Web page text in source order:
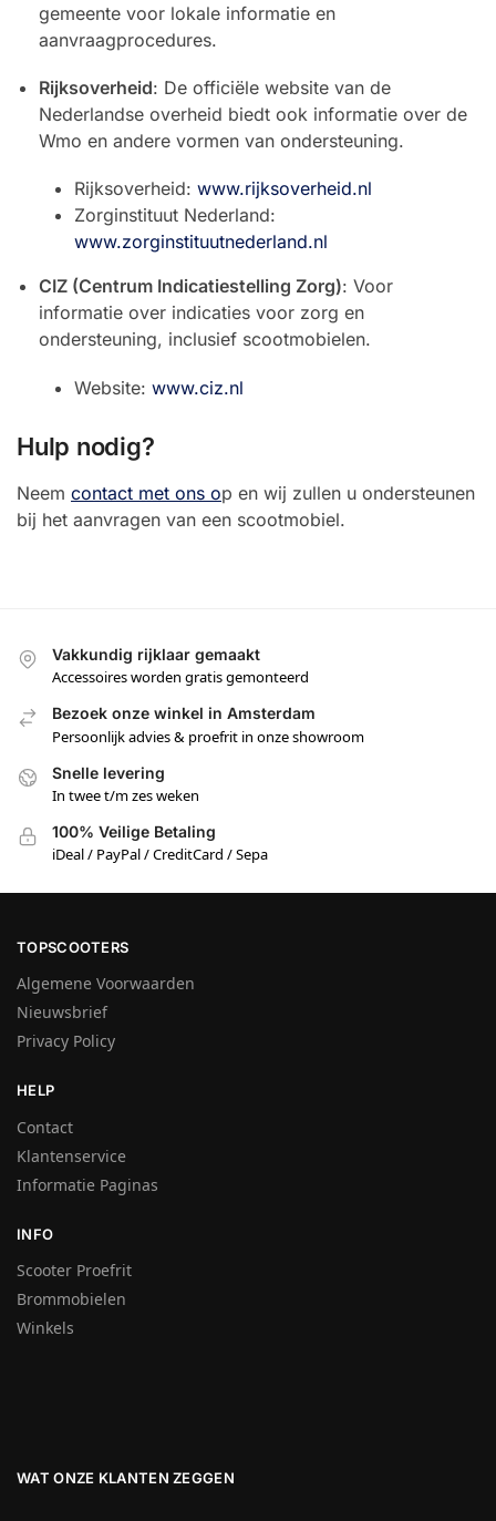
gemeente voor lokale informatie en
aanvraagprocedures.
Rijksoverheid: De officiële website van de
Nederlandse overheid biedt ook informatie over de
Wmo en andere vormen van ondersteuning.
Rijksoverheid: www.rijksoverheid.nl
Zorginstituut Nederland:
www.zorginstituutnederland.nl
CIZ (Centrum Indicatiestelling Zorg): Voor
informatie over indicaties voor zorg en
ondersteuning, inclusief scootmobielen.
Website: www.ciz.nl
Hulp nodig?
Neem contact met ons op en wij zullen u ondersteunen
bij het aanvragen van een scootmobiel.
Vakkundig rijklaar gemaakt
Accessoires worden gratis gemonteerd
Bezoek onze winkel in Amsterdam
Persoonlijk advies & proefrit in onze showroom
Snelle levering
In twee t/m zes weken
100% Veilige Betaling
iDeal / PayPal / CreditCard / Sepa
TOPSCOOTERS
Algemene Voorwaarden
Nieuwsbrief
Privacy Policy
HELP
Contact
Klantenservice
Informatie Paginas
INFO
Scooter Proefrit
Brommobielen
Winkels
WAT ONZE KLANTEN ZEGGEN